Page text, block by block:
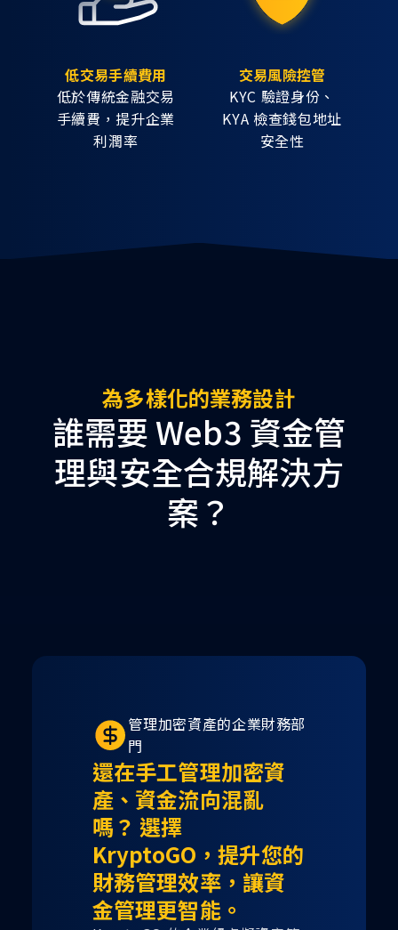
低交易手續費用
低於傳統金融交易
手續費，提升企業
利潤率
交易風險控管
KYC 驗證身份、
KYA 檢查錢包地址
安全性
為多樣化的業務設計
誰需要 Web3 資金管
理與安全合規解決方
案？
管理加密資產的企業財務部
門
還在手工管理加密資
產、資金流向混亂
嗎？ 選擇
KryptoGO，提升您的
財務管理效率，讓資
金管理更智能。